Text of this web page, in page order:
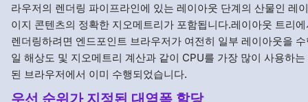
라우저의 렌더링 파이프라인에 있는 레이아웃 단계의 산물인 레
이지 콘텐츠의 정확한 지오메트리가 포함됩니다.레이아웃 트리
렌더링하려면 엔드포인트 브라우저가 여전히 일부 레이아웃을
일 해상도 및 지오메트리 계산과 같이 CPU를 가장 많이 사용하
된 브라우저에서 이미 수행되었습니다.
우선 순위가 지정된 대역폭 할당